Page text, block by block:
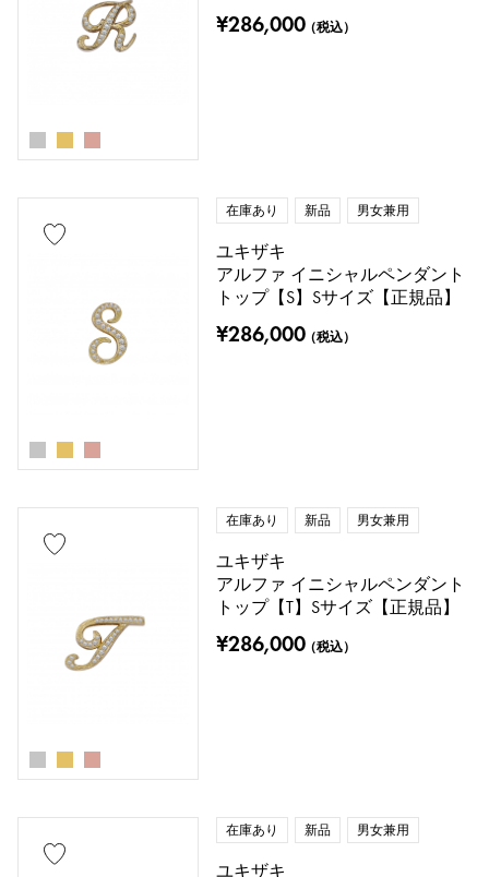
¥286,000（税込）
在庫あり 新品 男女兼用
ユキザキ
アルファ イニシャルペンダント
トップ【S】Sサイズ【正規品】
¥286,000（税込）
在庫あり 新品 男女兼用
ユキザキ
アルファ イニシャルペンダント
トップ【T】Sサイズ【正規品】
¥286,000（税込）
在庫あり 新品 男女兼用
ユキザキ